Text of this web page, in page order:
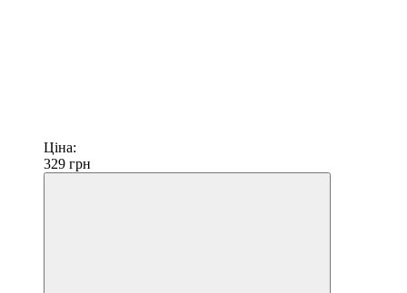
Ціна:
329 грн